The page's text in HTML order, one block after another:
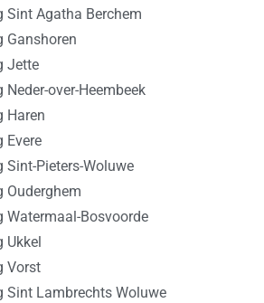
Sint Agatha Berchem
Ganshoren
Jette
over-Heembeek
Haren
Evere
Pieters-Woluwe
Ouderghem
Watermaal-Bosvoorde
Ukkel
Vorst
Sint Lambrechts Woluwe